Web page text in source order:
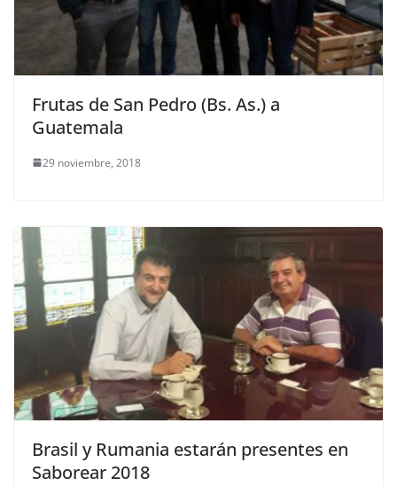
Frutas de San Pedro (Bs. As.) a
Guatemala
29 noviembre, 2018
Brasil y Rumania estarán presentes en
Saborear 2018